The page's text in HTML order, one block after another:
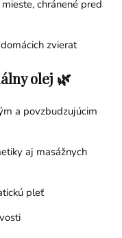
chránené pred
zvierat
olej 🌿
a povzbudzujúcim
aj masážnych
pleť